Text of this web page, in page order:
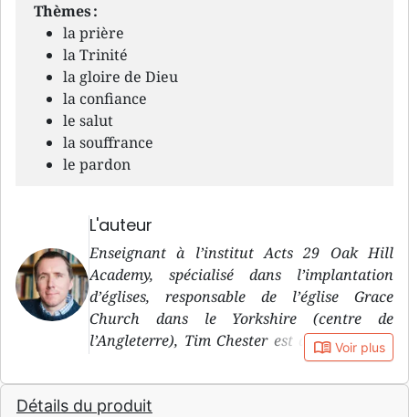
Thèmes :
la prière
la Trinité
la gloire de Dieu
la confiance
le salut
la souffrance
le pardon
L'auteur
Enseignant à l’institut Acts 29 Oak Hill
Academy, spécialisé dans l’implantation
d’églises, responsable de l’église Grace
Church dans le Yorkshire (centre de
l’Angleterre), Tim Chester est aussi l’auteur
d’une trentaine d’ouvrages. Il est marié et
père de deux enfants.
book_open Voir plus
Détails du produit